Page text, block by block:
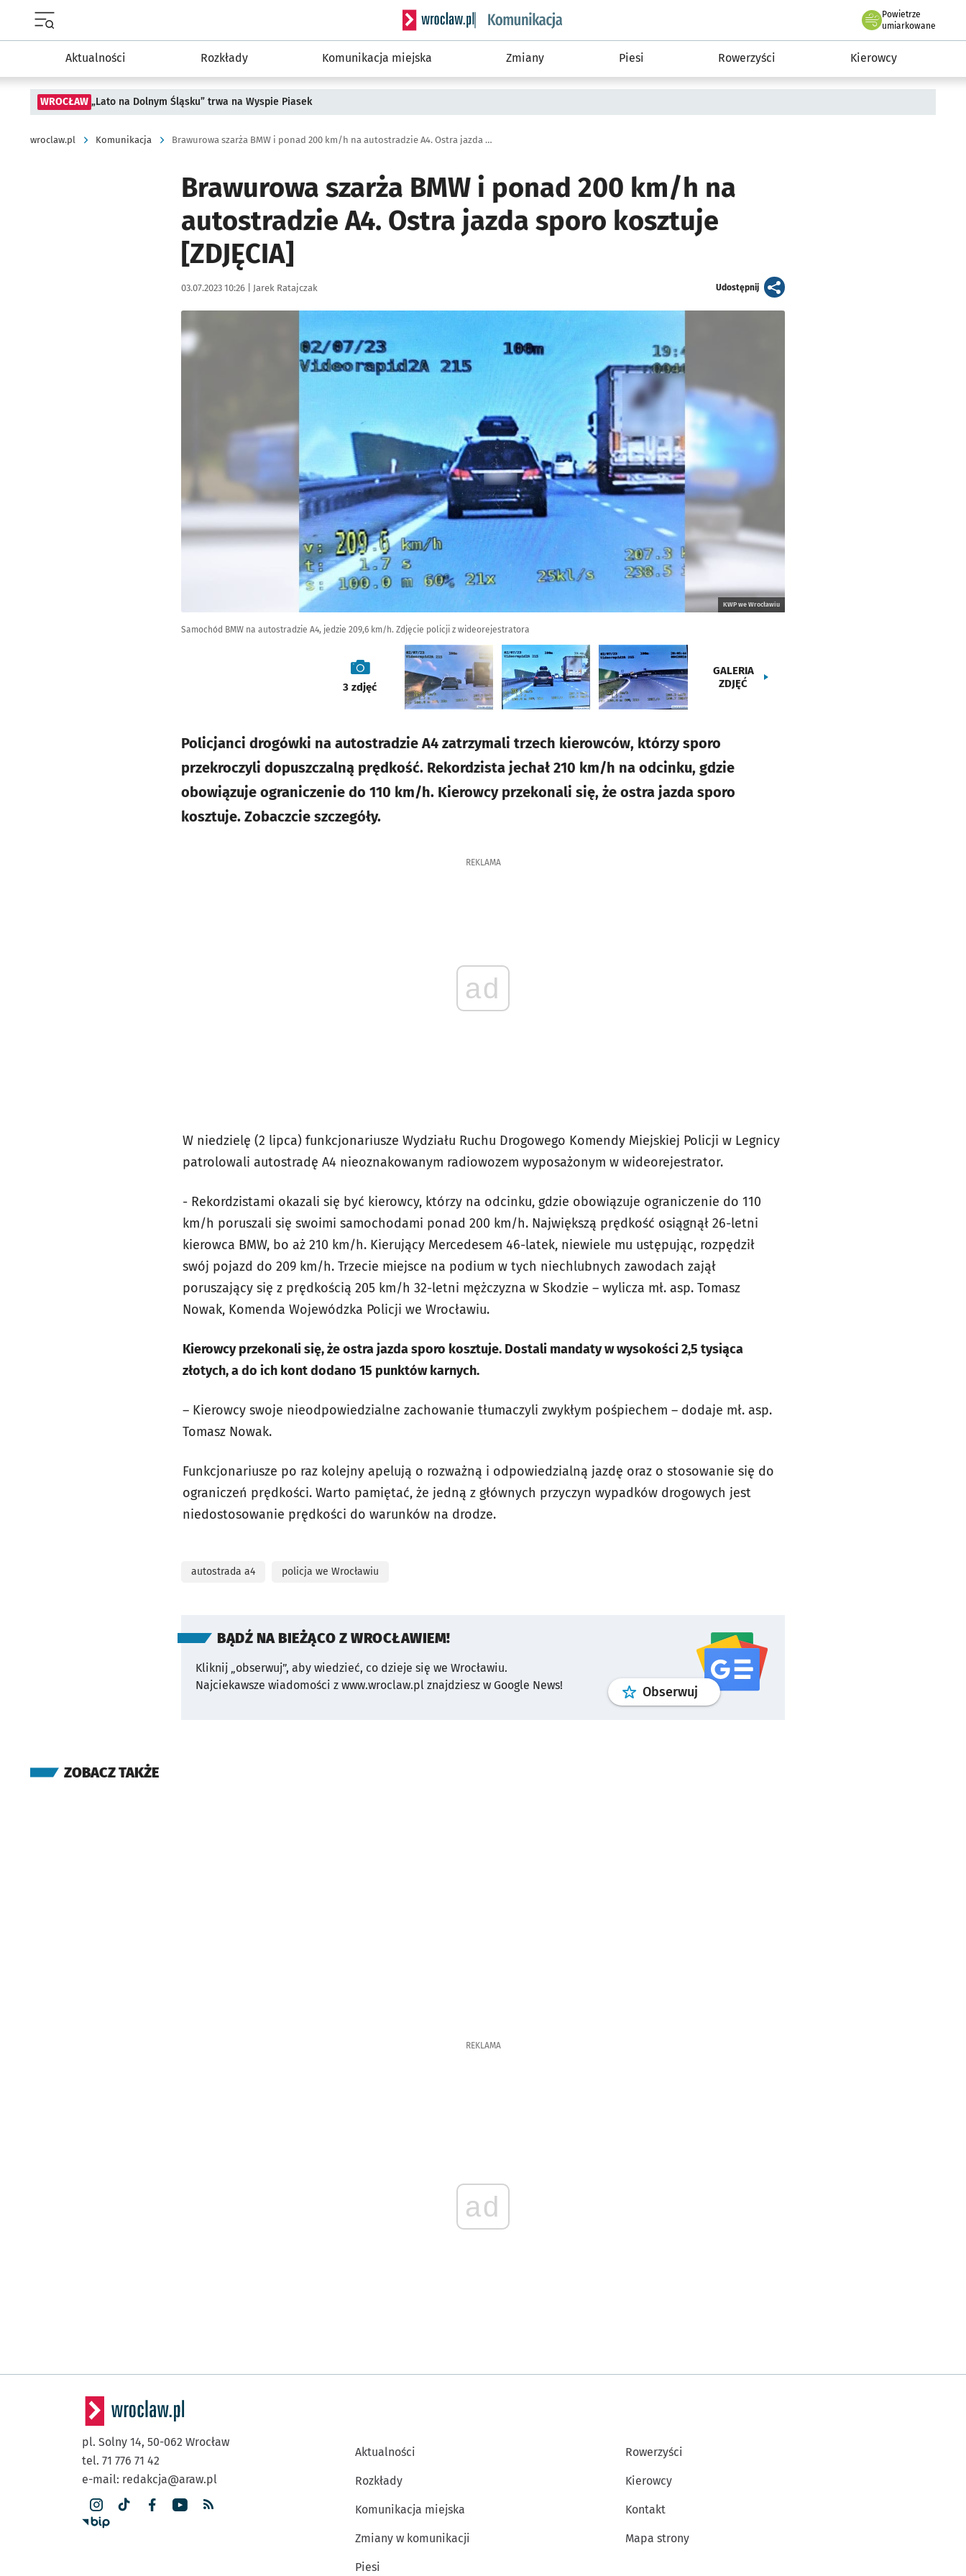
Serwis informacyjny wroclaw.pl podserwis: Komunikacja
Powietrze
we Wrocławiu
umiarkowane
Aktualności Rozkłady Komunikacja miejska Zmiany Piesi Rowerzyści Kierowcy
WROCŁAW „Lato na Dolnym Śląsku” trwa na Wyspie Piasek
wroclaw.pl Komunikacja Brawurowa szarża BMW i ponad 200 km/h na autostradzie A4. Ostra jazda sporo kosztuje [ZDJĘCIA]
Brawurowa szarża BMW i ponad 200 km/h na
autostradzie A4. Ostra jazda sporo kosztuje
[ZDJĘCIA]
Data publikacji:
03.07.2023 10:26 | Autor:
Jarek Ratajczak Udostępnijartykuł
KWP we Wrocławiu
Samochód BMW na autostradzie A4, jedzie 209,6 km/h. Zdjęcie policji z wideorejestratora
galeria
3 zdjęć
GALERIA
ZDJĘĆ
Policjanci drogówki na autostradzie A4 zatrzymali trzech kierowców, którzy sporo
przekroczyli dopuszczalną prędkość. Rekordzista jechał 210 km/h na odcinku, gdzie
obowiązuje ograniczenie do 110 km/h. Kierowcy przekonali się, że ostra jazda sporo
kosztuje. Zobaczcie szczegóły.
REKLAMA
ad
W niedzielę (2 lipca) funkcjonariusze Wydziału Ruchu Drogowego Komendy Miejskiej Policji w Legnicy
patrolowali autostradę A4 nieoznakowanym radiowozem wyposażonym w wideorejestrator.
- Rekordzistami okazali się być kierowcy, którzy na odcinku, gdzie obowiązuje ograniczenie do 110
km/h poruszali się swoimi samochodami ponad 200 km/h. Największą prędkość osiągnął 26-letni
kierowca BMW, bo aż 210 km/h. Kierujący Mercedesem 46-latek, niewiele mu ustępując, rozpędził
swój pojazd do 209 km/h. Trzecie miejsce na podium w tych niechlubnych zawodach zajął
poruszający się z prędkością 205 km/h 32-letni mężczyzna w Skodzie – wylicza mł. asp. Tomasz
Nowak, Komenda Wojewódzka Policji we Wrocławiu.
Kierowcy przekonali się, że ostra jazda sporo kosztuje. Dostali mandaty w wysokości 2,5 tysiąca
złotych, a do ich kont dodano 15 punktów karnych.
– Kierowcy swoje nieodpowiedzialne zachowanie tłumaczyli zwykłym pośpiechem – dodaje mł. asp.
Tomasz Nowak.
Funkcjonariusze po raz kolejny apelują o rozważną i odpowiedzialną jazdę oraz o stosowanie się do
ograniczeń prędkości. Warto pamiętać, że jedną z głównych przyczyn wypadków drogowych jest
niedostosowanie prędkości do warunków na drodze.
autostrada a4 policja we Wrocławiu
BĄDŹ NA BIEŻĄCO Z WROCŁAWIEM!
Kliknij „obserwuj”, aby wiedzieć, co dzieje się we Wrocławiu.
Najciekawsze wiadomości z www.wroclaw.pl znajdziesz w Google News!
Obserwuj profilgoogle news
ZOBACZ TAKŻE
REKLAMA
ad
pl. Solny 14, 50-062 Wrocław
tel. 71 776 71 42
e-mail: redakcja@araw.pl
Aktualności
Rozkłady
Komunikacja miejska
Zmiany w komunikacji
Piesi
Rowerzyści
Kierowcy
Kontakt
Mapa strony